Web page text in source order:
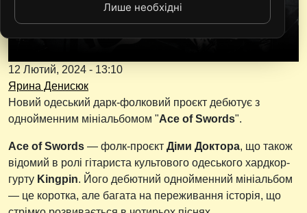
12 Лютий, 2024 - 13:10
Ярина Денисюк
Новий одеський дарк-фолковий проєкт дебютує з
однойменним мініальбомом "Ace of Swords".
Ace of Swords — фолк-проєкт Діми Доктора, що також
відомий в ролі гітариста культового одеського хардкор-
гурту Kingpin. Його дебютний однойменний мініальбом
— це коротка, але багата на переживання історія, що
Лише необхідні